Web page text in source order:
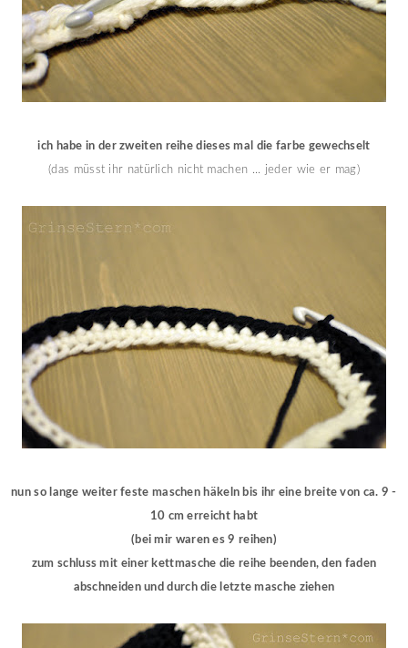
ich habe in der zweiten reihe dieses mal die farbe gewechselt
(das müsst ihr natürlich nicht machen ... jeder wie er mag)
nun so lange weiter feste maschen häkeln bis ihr eine breite von ca. 9 -
10 cm erreicht habt
(bei mir waren es 9 reihen)
zum schluss mit einer kettmasche die reihe beenden, den faden
abschneiden und durch die letzte masche ziehen